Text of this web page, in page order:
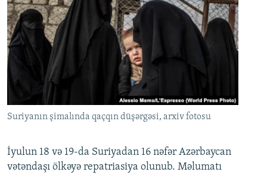
Suriyanın şimalında qaçqın düşərgəsi, arxiv fotosu
İyulun 18 və 19-da Suriyadan 16 nəfər Azərbaycan
vətəndaşı ölkəyə repatriasiya olunub. Məlumatı